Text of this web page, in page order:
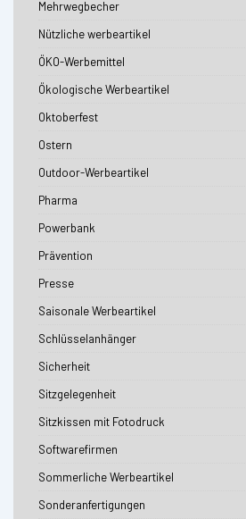
Mehrwegbecher
Nützliche werbeartikel
ÖKO-Werbemittel
Ökologische Werbeartikel
Oktoberfest
Ostern
Outdoor-Werbeartikel
Pharma
Powerbank
Prävention
Presse
Saisonale Werbeartikel
Schlüsselanhänger
Sicherheit
Sitzgelegenheit
Sitzkissen mit Fotodruck
Softwarefirmen
Sommerliche Werbeartikel
Sonderanfertigungen